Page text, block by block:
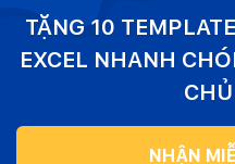
TẶNG 10
EXCEL NHANH
NHẬN